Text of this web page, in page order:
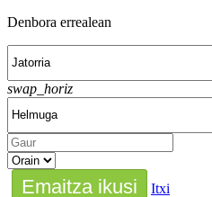
Denbora errealean
swap_horiz
Itxi